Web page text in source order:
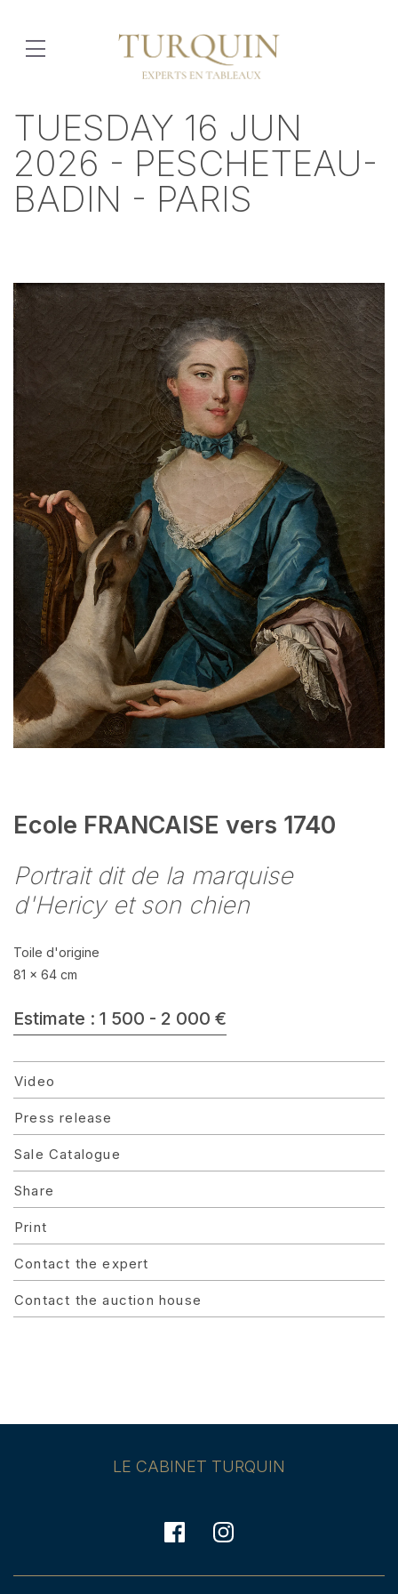
TUESDAY 16 JUN
2026 - PESCHETEAU-
BADIN - PARIS
Ecole FRANCAISE vers 1740
Portrait dit de la marquise
d'Hericy et son chien
Toile d'origine
81 x 64 cm
Estimate : 1 500 - 2 000 €
Video
Press release
Sale Catalogue
Share
Print
Contact the expert
Contact the auction house
LE CABINET TURQUIN